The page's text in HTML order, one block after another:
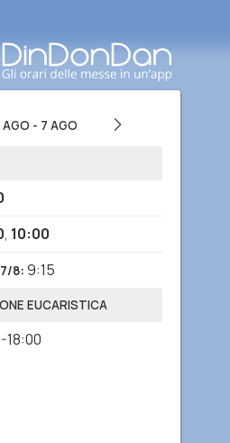
AGO - 7 AGO
, 10:00
8: 9:15
EUCARISTICA
18:00